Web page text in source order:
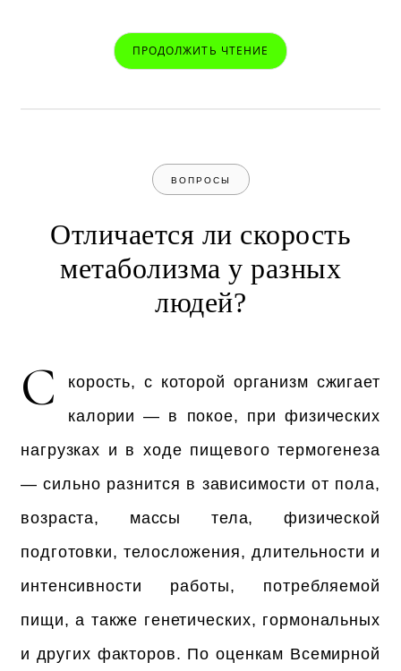
ПРОДОЛЖИТЬ ЧТЕНИЕ
ВОПРОСЫ
Отличается ли скорость
метаболизма у разных
людей?
С
корость, с которой организм сжигает
калории — в покое, при физических
нагрузках и в ходе пищевого термогенеза
— сильно разнится в зависимости от пола,
возраста, массы тела, физической
подготовки, телосложения, длительности и
интенсивности работы, потребляемой
пищи, а также генетических, гормональных
и других факторов. По оценкам Всемирной